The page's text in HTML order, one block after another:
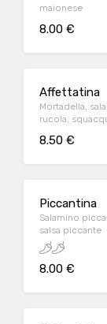
maionese
8.00 €
Affettatina
Mortadella,
rucola,
8.50 €
Piccantina
Salamino
salsa piccante
8.00 €